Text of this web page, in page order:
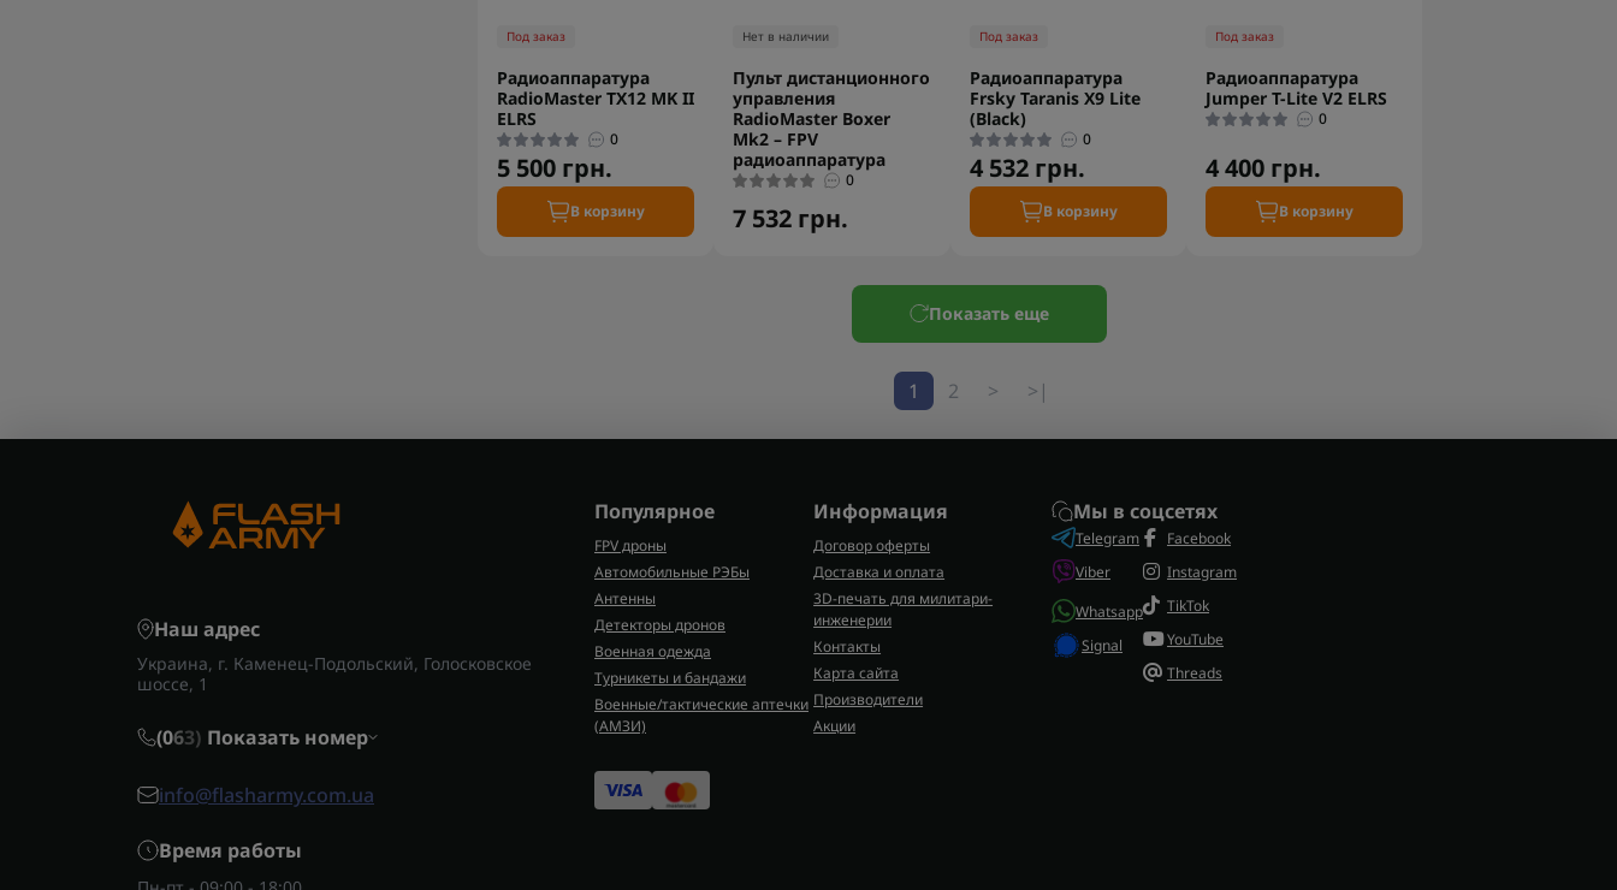
Под заказ
Радиоаппаратура
RadioMaster TX12 MK II
ELRS
0
5 500 грн.
В корзину
Нет в наличии
Пульт дистанционного
управления
RadioMaster Boxer
Mk2 – FPV
радиоаппаратура
0
7 532 грн.
Под заказ
Радиоаппаратура
Frsky Taranis X9 Lite
(Black)
0
4 532 грн.
В корзину
Под заказ
Радиоаппаратура
Jumper T-Lite V2 ELRS
0
4 400 грн.
В корзину
Показать еще
1 2 > >|
Наш адрес
Украина, г. Каменец-Подольский, Голосковское
шоссе, 1
(063) Показать номер
info@flasharmy.com.ua
Время работы
Популярное
FPV дроны
Автомобильные РЭБы
Антенны
Детекторы дронов
Военная одежда
Турникеты и бандажи
Военные/тактические аптечки
(AMЗИ)
Информация
Договор оферты
Доставка и оплата
3D-печать для милитари-
инженерии
Контакты
Карта сайта
Производители
Акции
Мы в соцсетях
Telegram
Viber
Whatsapp
Signal
Facebook
Instagram
TikTok
YouTube
Threads